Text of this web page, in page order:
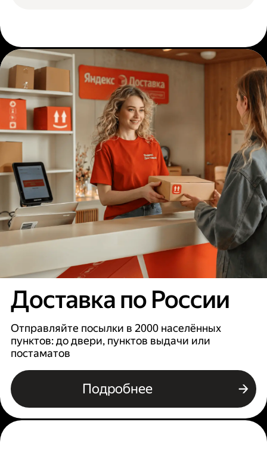
Доставка по России
Отправляйте посылки в 2000 населённых
пунктов: до двери, пунктов выдачи или
постаматов
Подробнее